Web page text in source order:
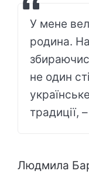
У мене
родина.
не один
традиції,
Людмила